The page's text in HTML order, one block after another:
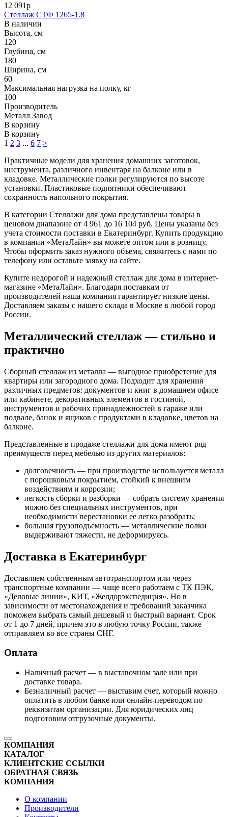
12 091р
Стеллаж СТФ 1265-1.8
В наличии
Высота, см
120
Глубина, см
180
Ширина, см
60
Максимальная нагрузка на полку, кг
100
Производитель
Металл Завод
В корзину
В корзину
1 2 3 ... 6 7 >
Практичные модели для хранения домашних заготовок,
инструмента, различного инвентаря на балконе или в
кладовке. Металлические полки регулируются по высоте
установки. Пластиковые подпятники обеспечивают
сохранность напольного покрытия.
В категории Стеллажи для дома представлены товары в
ценовом диапазоне от 4 961 до 16 104 руб. Цены указаны без
учета стоимости поставки в Екатеринбург. Купить продукцию
в компании «МетаЛайн» вы можете оптом или в розницу.
Чтобы оформить заказ нужного объема, свяжитесь с нами по
телефону или оставьте заявку на сайте.
Купите недорогой и надежный стеллаж для дома в интернет-
магазине «МетаЛайн». Благодаря поставкам от
производителей наша компания гарантирует низкие цены.
Доставляем заказы с нашего склада в Москве в любой город
России.
Металлический стеллаж — стильно и
практично
Сборный стеллаж из металла — выгодное приобретение для
квартиры или загородного дома. Подходит для хранения
различных предметов: документов и книг в домашнем офисе
или кабинете, декоративных элементов в гостиной,
инструментов и рабочих принадлежностей в гараже или
подвале, банок и ящиков с продуктами в кладовке, цветов на
балконе.
Представленные в продаже стеллажи для дома имеют ряд
преимуществ перед мебелью из других материалов:
долговечность — при производстве используется металл
с порошковым покрытием, стойкий к внешним
воздействиям и коррозии;
легкость сборки и разборки — собрать систему хранения
можно без специальных инструментов, при
необходимости перестановки ее легко разобрать;
большая грузоподъемность — металлические полки
выдерживают тяжести, не деформируясь.
Доставка в Екатеринбург
Доставляем собственным автотранспортом или через
транспортные компании — чаще всего работаем с ТК ПЭК,
«Деловые линии», КИТ, «Желдорэкспедиция». Но в
зависимости от местонахождения и требований заказчика
поможем выбрать самый дешевый и быстрый вариант. Срок
от 1 до 7 дней, причем это в любую точку России, также
отправляем во все страны СНГ.
Оплата
Наличный расчет — в выставочном зале или при
доставке товара.
Безналичный расчет — выставим счет, который можно
оплатить в любом банке или онлайн-переводом по
реквизитам организации. Для юридических лиц
подготовим отгрузочные документы.
КОМПАНИЯ
КАТАЛОГ
КЛИЕНТСКИЕ ССЫЛКИ
ОБРАТНАЯ СВЯЗЬ
КОМПАНИЯ
О компании
Производители